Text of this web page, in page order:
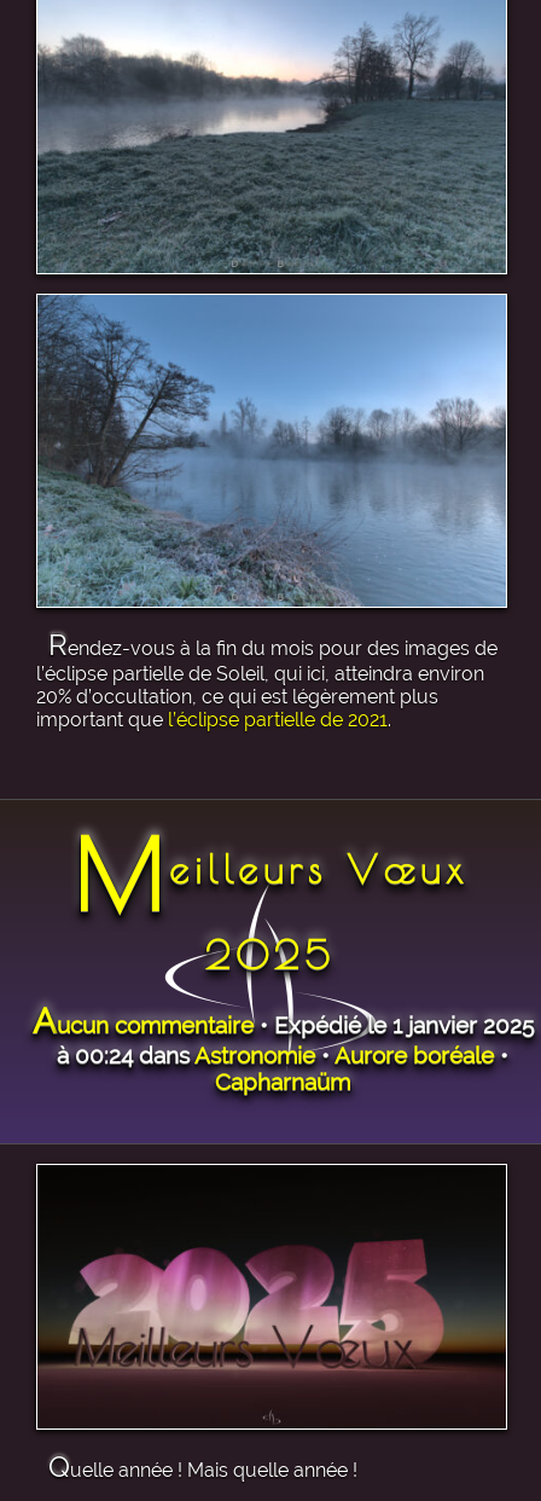
Rendez-vous à la fin du mois pour des images de
l’éclipse partielle de Soleil, qui ici, atteindra environ
20% d’occultation, ce qui est légèrement plus
important que l’éclipse partielle de 2021.
Meilleurs Vœux
2025
Aucun commentaire• Expédié le 1 janvier 2025
à 00:24 dansAstronomie•Aurore boréale•
Capharnaüm
Quelle année ! Mais quelle année !